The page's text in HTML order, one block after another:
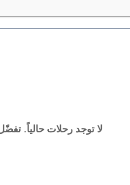
لا توجد رحلات حالياً.